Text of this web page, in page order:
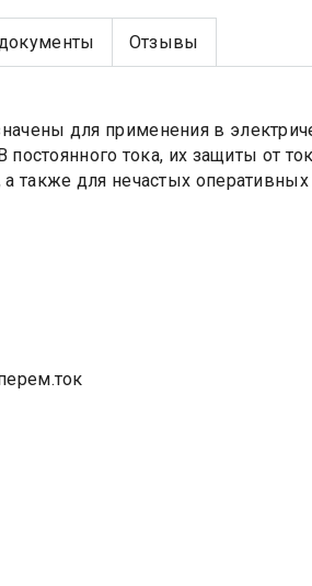
Отзывы
для применения в
тока, их защиты от
также для нечастых